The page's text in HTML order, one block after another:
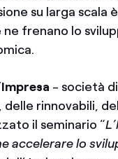
su larga scala
frenano lo
- società
rinnovabili,
il seminario “
accelerare lo